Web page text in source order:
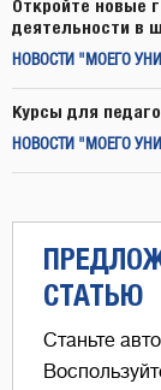
Откройте новые
деятельности в
НОВОСТИ "МОЕГО
Курсы для
НОВОСТИ "МОЕГО
СТАТЬЮ
Станьте